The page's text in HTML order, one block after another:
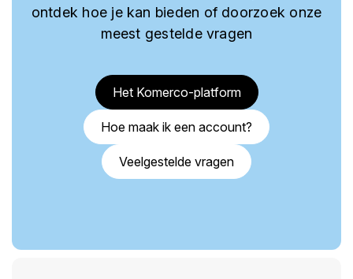
ontdek hoe je kan bieden of doorzoek onze
meest gestelde vragen
Het Komerco-platform
Hoe maak ik een account?
Veelgestelde vragen